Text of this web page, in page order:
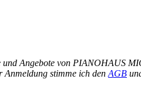
Angebote von PIANOHAUS
Anmeldung stimme ich denAGB